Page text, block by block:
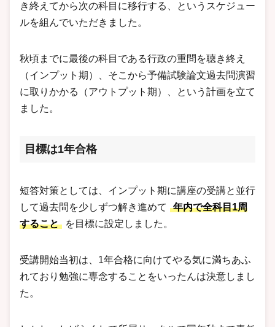
き終えてから次の科目に移行する、というスケジュー
ルを組んでいただきました。
秋頃までに最後の科目である行政の重問を聴き終え
（インプット期）、そこから予備試験論文過去問演習
に取りかかる（アウトプット期）、という計画を立て
ました。
目標は1年合格
短答対策としては、インプット期に講座の受講と並行
して過去問を少しずつ解き進めて
年内で全科目1周
すること
を目標に設定しました。
受講開始当初は、1年合格に向けてやる気に満ちあふ
れており勉強に専念することをいったんは決意しまし
た。